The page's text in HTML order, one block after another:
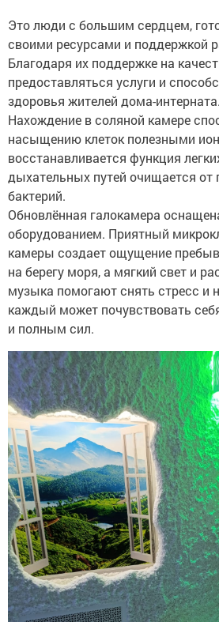
Это люди с большим сердцем,
своими ресурсами и поддержкой
Благодаря их поддержке на
предоставляться услуги и
здоровья жителей дома-интерната.
Нахождение в соляной камере
насыщению клеток полезными
восстанавливается функция
дыхательных путей очищается
бактерий.
Обновлённая галокамера
оборудованием. Приятный
камеры создает ощущение
на берегу моря, а мягкий свет и
музыка помогают снять стресс и
каждый может почувствовать
и полным сил.